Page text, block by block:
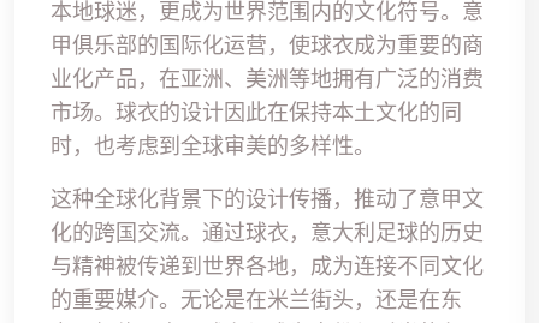
本地球迷，更成为世界范围内的文化符号。意
甲俱乐部的国际化运营，使球衣成为重要的商
业化产品，在亚洲、美洲等地拥有广泛的消费
市场。球衣的设计因此在保持本土文化的同
时，也考虑到全球审美的多样性。
这种全球化背景下的设计传播，推动了意甲文
化的跨国交流。通过球衣，意大利足球的历史
与精神被传递到世界各地，成为连接不同文化
的重要媒介。无论是在米兰街头，还是在东